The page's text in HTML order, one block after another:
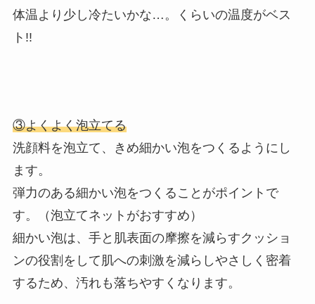
体温より少し冷たいかな…。くらいの温度がベス
ト!!
③よくよく泡立てる
洗顔料を泡立て、きめ細かい泡をつくるようにし
ます。
弾力のある細かい泡をつくることがポイントで
す。（泡立てネットがおすすめ）
細かい泡は、手と肌表面の摩擦を減らすクッショ
ンの役割をして肌への刺激を減らしやさしく密着
するため、汚れも落ちやすくなります。